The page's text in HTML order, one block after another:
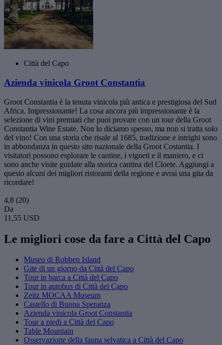
Città del Capo
Azienda vinicola Groot Constantia
Groot Constantia è la tenuta vinicola più antica e prestigiosa del Sud
Africa. Impressionante! La cosa ancora più impressionante è la
selezione di vini premiati che puoi provare con un tour della Groot
Constantia Wine Estate. Non lo diciamo spesso, ma non si tratta solo
del vino! Con una storia che risale al 1685, tradizione e intrighi sono
in abbondanza in questo sito nazionale della Groot Costantia. I
visitatori possono esplorare le cantine, i vigneti e il maniero, e ci
sono anche visite guidate alla storica cantina del Cloete. Aggiungi a
questo alcuni dei migliori ristoranti della regione e avrai una gita da
ricordare!
4,8 (20)
Da
11,55 USD
Le migliori cose da fare a Città del Capo
Museo di Robben Island
Gite di un giorno da Città del Capo
Tour in barca a Città del Capo
Tour in autobus di Città del Capo
Zeitz MOCAA Museum
Castello di Buona Speranza
Azienda vinicola Groot Constantia
Tour a piedi a Città del Capo
Table Mountain
Osservazione della fauna selvatica a Città del Capo